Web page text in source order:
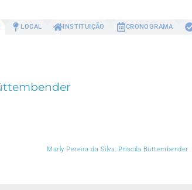
LOCAL INSTITUIÇÃO CRONOGRAMA
Marly Pereira da Silva, Priscila Büttembender